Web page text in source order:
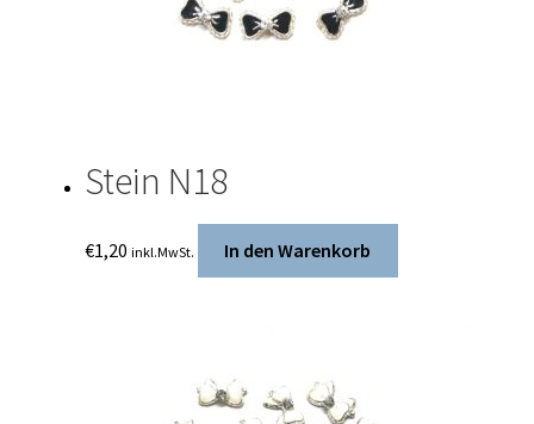
Stein N18
€1,20 inkl.MwSt. In den Warenkorb